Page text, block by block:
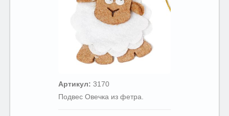
Артикул: 3170
Подвес Овечка из фетра.